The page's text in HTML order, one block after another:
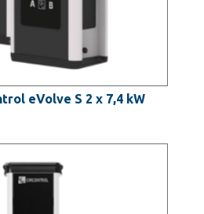
eVolve S 2 x 7,4 kW